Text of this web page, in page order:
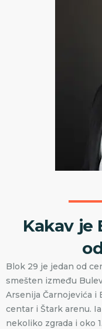
Kakav je
Blok 29 je jedan od
smešten između
Arsenija Čarnojevića i
centar i Štark arenu.
nekoliko zgrada i oko